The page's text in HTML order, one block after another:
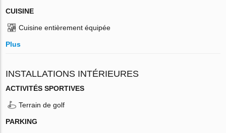
CUISINE
Cuisine entièrement équipée
Plus
INSTALLATIONS INTÉRIEURES
ACTIVITÉS SPORTIVES
Terrain de golf
PARKING